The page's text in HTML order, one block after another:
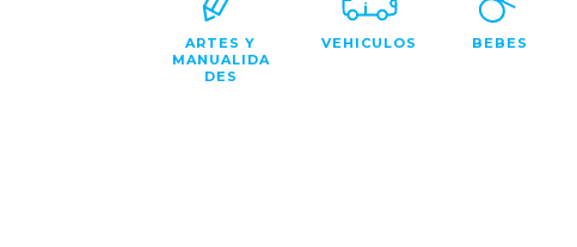
ARTES Y
MANUALIDA
DES
VEHICULOS BEBES